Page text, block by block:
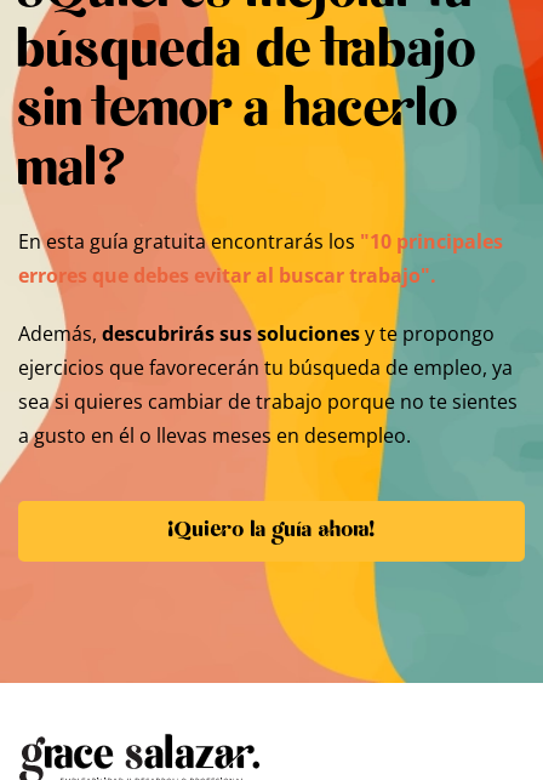
búsqueda de trabajo
sin temor a hacerlo
mal?
En esta guía gratuita encontrarás los "10 principales
errores que debes evitar al buscar trabajo".
Además, descubrirás sus solucionesy te propongo
ejercicios que favorecerán tu búsqueda de empleo, ya
sea si quieres cambiar de trabajo porque no te sientes
a gusto en él o llevas meses en desempleo.
¡Quiero la guía ahora!